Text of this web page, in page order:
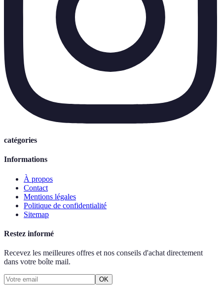
catégories
Informations
À propos
Contact
Mentions légales
Politique de confidentialité
Sitemap
Restez informé
Recevez les meilleures offres et nos conseils d'achat directement
dans votre boîte mail.
OK